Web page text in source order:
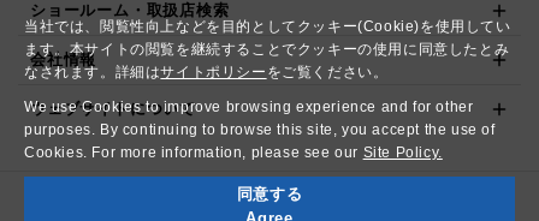
当社では、閲覧性向上などを目的としてクッキー(Cookie)を使用してい
ます。本サイトの閲覧を継続することでクッキーの使用に同意したとみ
なされます。詳細はサイトポリシー をご覧ください。
We use Cookies to improve browsing experience and for other
purposes. By continuing to browse this site, you accept the use of
Cookies. For more information, please see our Site Policy.
同意する
ショールーム・取扱店検索
会社情報
ウェブサイトについて
Copyright© NICHIBEI CO.,LTD. All Rights Reserved.